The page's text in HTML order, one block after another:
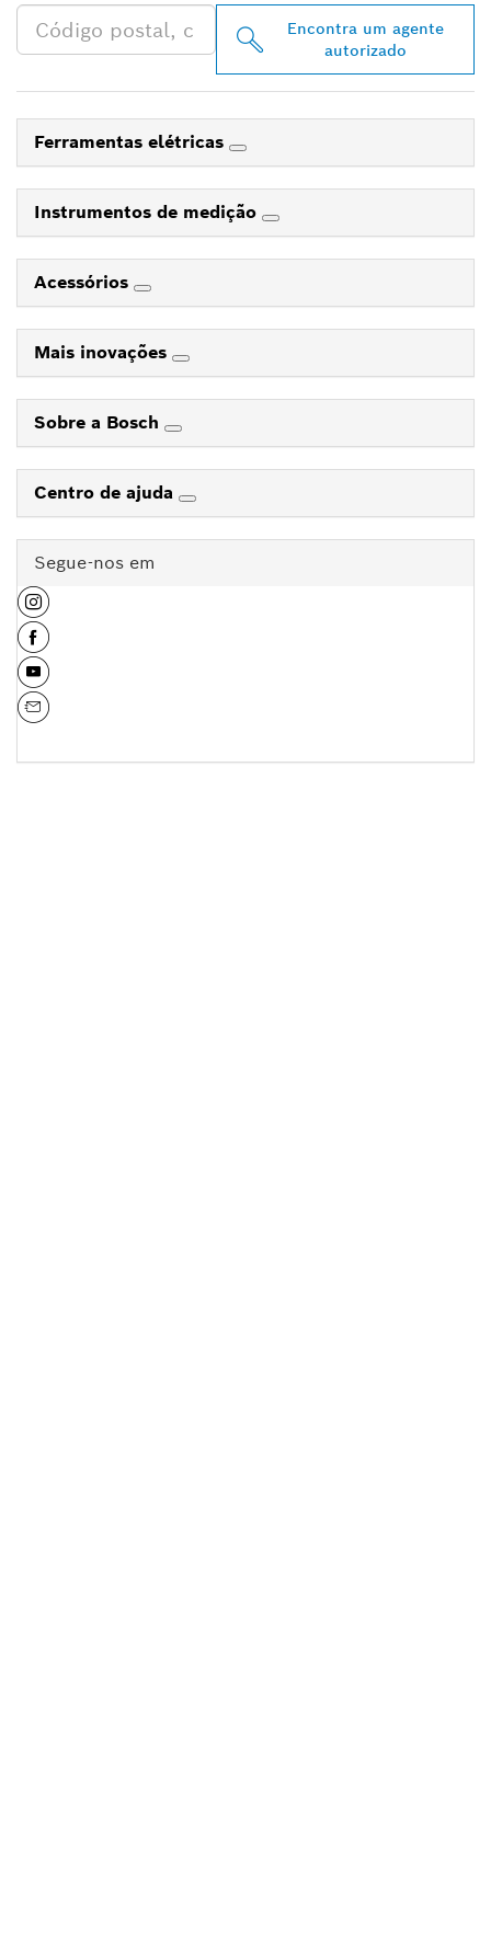
Encontra um agente
autorizado
Ferramentas elétricas
Instrumentos de medição
Acessórios
Mais inovações
Sobre a Bosch
Centro de ajuda
Segue-nos em